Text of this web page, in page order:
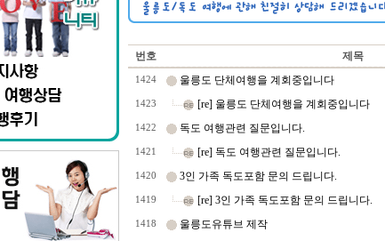
번호 제목
1424 울릉도 단체여행을 계회중입니다
1423 [re] 울릉도 단체여행을 계회중입니다
1422 독도 여행관련 질문입니다.
1421 [re] 독도 여행관련 질문입니다.
1420 3인 가족 독도포함 문의 드립니다.
1419 [re] 3인 가족 독도포함 문의 드립니다.
1418 울릉도유튜브 제작